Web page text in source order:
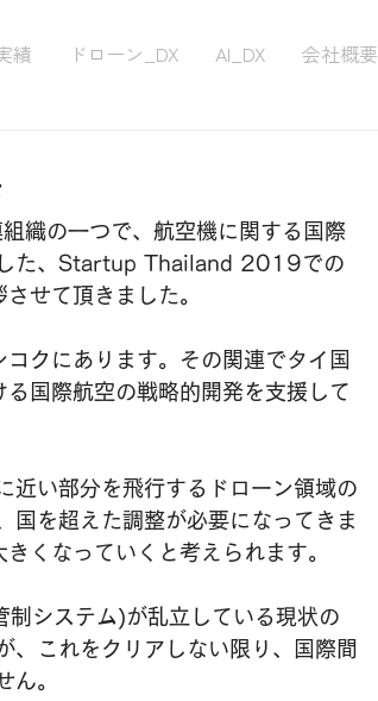
績 ドローン_DX AI_DX 会社概要
織の一つで、航空機に関する国際
した、Startup Thailand 2019での
せて頂きました。
クにあります。その関連でタイ国
国際航空の戦略的開発を支援して
近い部分を飛行するドローン領域の
国を超えた調整が必要になってきま
くなっていくと考えられます。
システム)が乱立している現状の
、これをクリアしない限り、国際間
ん。